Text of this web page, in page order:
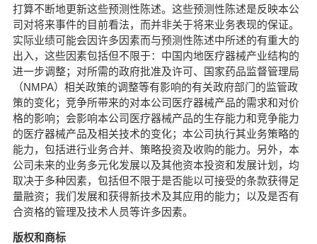
打算不断地更新这些预测性陈述。这些预测性陈述是反映本公
司对将来事件的目前看法，而并非关于将来业务表现的保证。
实际业绩可能会因许多因素而与预测性陈述中所述的有重大的
出入，这些因素包括但不限于：中国内地医疗器械产业结构的
进一步调整；对所需的政府批准及许可、国家药品监督管理局
（NMPA）相关政策的调整等有影响的有关政府部门的监管政
策的变化；竞争所带来的对本公司医疗器械产品的需求和对价
格的影响；会影响本公司医疗器械产品的生存能力和竞争能力
的医疗器械产品及相关技术的变化；本公司执行其业务策略的
能力，包括进行业务合并、策略投资及收购的能力。另外，本
公司未来的业务多元化发展以及其他资本投资和发展计划，均
取决于多种因素，包括但不限于是否能以可接受的条款获得足
量融资；我们发展和获得新技术及其应用的能力；以及是否有
合资格的管理及技术人员等许多因素。
版权和商标